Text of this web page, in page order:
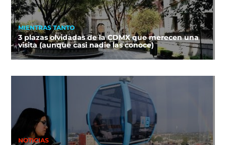
MIENTRAS TANTO
3 plazas olvidadas de la CDMX que merecen una
visita (aunque casi nadie las conoce)
NOTICIAS